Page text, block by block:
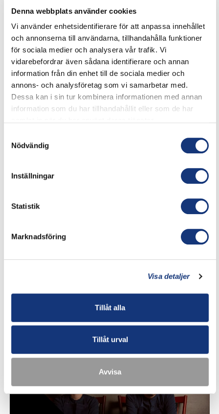
Denna webbplats använder cookies
Vi använder enhetsidentifierare för att anpassa innehållet
och annonserna till användarna, tillhandahålla funktioner
för sociala medier och analysera vår trafik. Vi
vidarebefordrar även sådana identifierare och annan
information från din enhet till de sociala medier och
annons- och analysföretag som vi samarbetar med.
Dessa kan i sin tur kombinera informationen med annan
information som du har tillhandahållit eller som de har
Nödvändig
Inställningar
Statistik
Marknadsföring
Visa detaljer
Tillåt alla
Tillåt urval
Avvisa
lör 29
5 april, 2025 13:00–17:00
AFTERNOON TEA
Sverige